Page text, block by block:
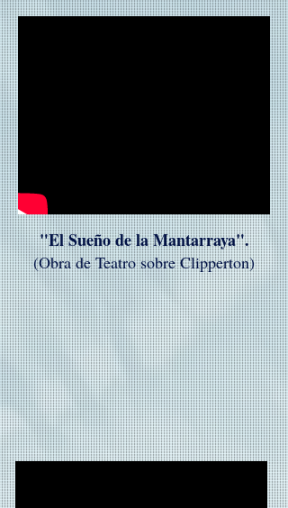
"El Sueño de la Mantarraya".
(Obra de Teatro sobre Clipperton)